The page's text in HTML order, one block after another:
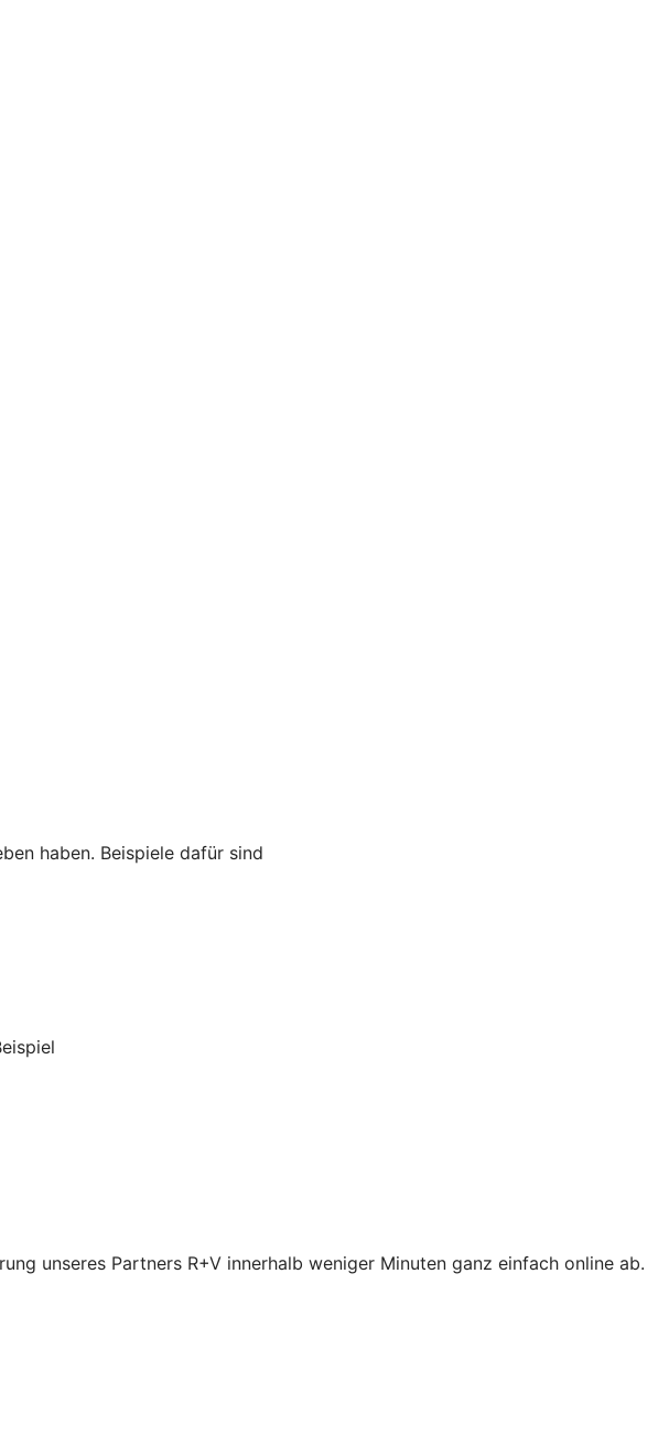
haben. Beispiele dafür sind
unseres Partners R+V innerhalb weniger Minuten ganz einfach online ab.